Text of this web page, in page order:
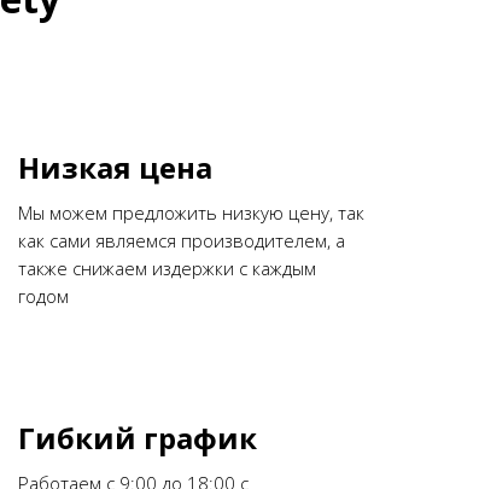
Низкая цена
Мы можем предложить низкую цену, так
как сами являемся производителем, а
также снижаем издержки с каждым
годом
Гибкий график
Работаем с 9:00 до 18:00 с